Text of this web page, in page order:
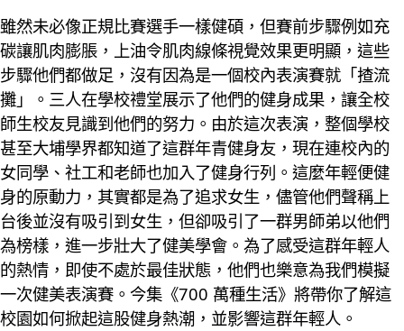
雖然未必像正規比賽選手一樣健碩，但賽前步驟例如充
碳讓肌肉膨脹，上油令肌肉線條視覺效果更明顯，這些
步驟他們都做足，沒有因為是一個校內表演賽就「揸流
攤」。三人在學校禮堂展示了他們的健身成果，讓全校
師生校友見識到他們的努力。由於這次表演，整個學校
甚至大埔學界都知道了這群年青健身友，現在連校內的
女同學、社工和老師也加入了健身行列。這麼年輕便健
身的原動力，其實都是為了追求女生，儘管他們聲稱上
台後並沒有吸引到女生，但卻吸引了一群男師弟以他們
為榜樣，進一步壯大了健美學會。為了感受這群年輕人
的熱情，即使不處於最佳狀態，他們也樂意為我們模擬
一次健美表演賽。今集《700 萬種生活》將帶你了解這
校園如何掀起這股健身熱潮，並影響這群年輕人。